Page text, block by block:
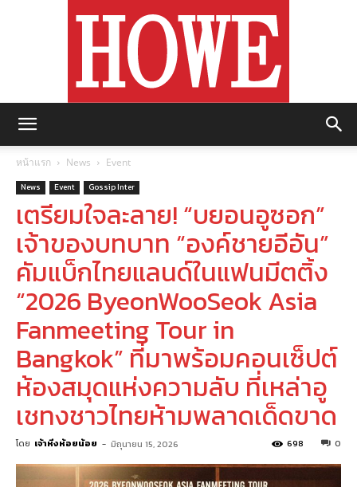
หน้าแรก News Event
News Event Gossip Inter
เตรียมใจละลาย! “บยอนอูซอก”
เจ้าของบทบาท “องค์ชายอีอัน”
คัมแบ็กไทยแลนด์ในแฟนมีตติ้ง
“2026 ByeonWooSeok Asia
Fanmeeting Tour in
Bangkok” ที่มาพร้อมคอนเซ็ปต์
ห้องสมุดแห่งความลับ ที่เหล่าอู
เชทงชาวไทยห้ามพลาดเด็ดขาด
โดย เจ้าหิ่งห้อยน้อย - มิถุนายน 15, 2026 0
698